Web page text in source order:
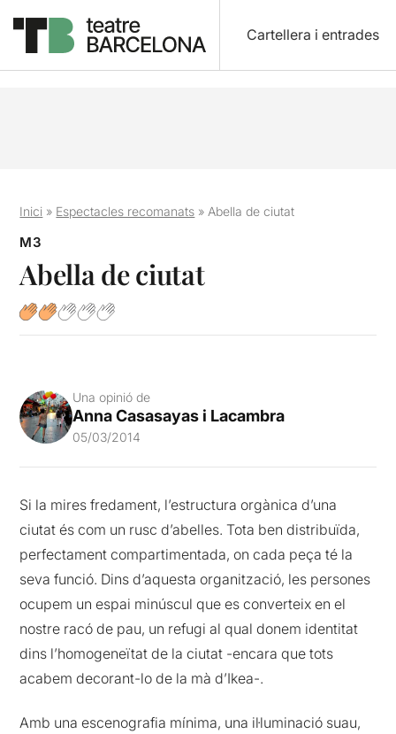
Cartellera i entrades
Inici » Espectacles recomanats » Abella de ciutat
M3
Abella de ciutat
Una opinió de
Anna Casasayas i Lacambra
05/03/2014
Si la mires fredament, l’estructura orgànica d’una
ciutat és com un rusc d’abelles. Tota ben distribuïda,
perfectament compartimentada, on cada peça té la
seva funció. Dins d’aquesta organització, les persones
ocupem un espai minúscul que es converteix en el
nostre racó de pau, un refugi al qual donem identitat
dins l’homogeneïtat de la ciutat -encara que tots
acabem decorant-lo de la mà d’Ikea-.
Amb una escenografia mínima, una il·luminació suau,